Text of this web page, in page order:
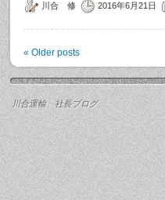
川合 修 2016年6月21日
« Older posts
川合運輸 社長ブログ